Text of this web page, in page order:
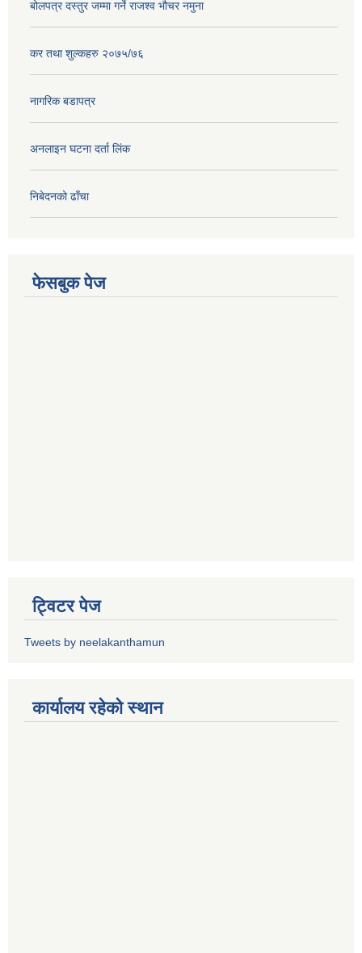
बोलपत्र दस्तुर जम्मा गर्ने राजश्व भौचर नमुना
कर तथा शुल्कहरु २०७५/७६
नागरिक बडापत्र
अनलाइन घटना दर्ता लिंक
निबेदनको ढाँचा
फेसबुक पेज
ट्विटर पेज
Tweets by neelakanthamun
कार्यालय रहेको स्थान